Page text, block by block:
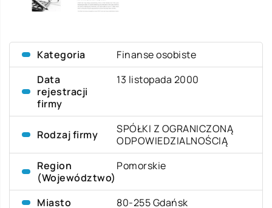
Kategoria
Finanse osobiste
Data
rejestracji
firmy
13 listopada 2000
Rodzaj firmy
SPÓŁKI Z OGRANICZONĄ
ODPOWIEDZIALNOŚCIĄ
Region
(Województwo)
Pomorskie
Miasto
80-255 Gdańsk